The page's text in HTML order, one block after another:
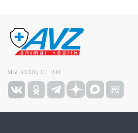
МЫ В СОЦ. СЕТЯХ